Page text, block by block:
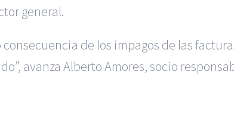
general.
de los impagos de las
avanza Alberto Amores, socio